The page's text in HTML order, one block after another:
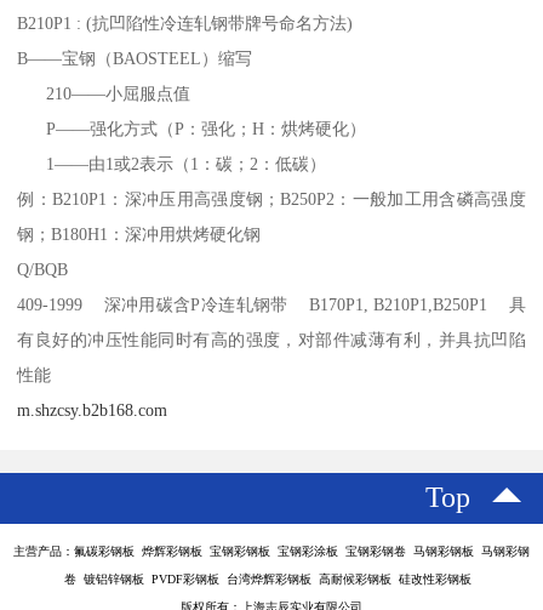
B210P1 : (抗凹陷性冷连轧钢带牌号命名方法)
B——宝钢（BAOSTEEL）缩写
210——小屈服点值
P——强化方式（P：强化；H：烘烤硬化）
1——由1或2表示（1：碳；2：低碳）
例：B210P1：深冲压用高强度钢；B250P2：一般加工用含磷高强度
钢；B180H1：深冲用烘烤硬化钢
Q/BQB
409-1999 深冲用碳含P冷连轧钢带 B170P1, B210P1,B250P1 具
有良好的冲压性能同时有高的强度，对部件减薄有利，并具抗凹陷
性能
m.shzcsy.b2b168.com
Top
主营产品：氟碳彩钢板 烨辉彩钢板 宝钢彩钢板 宝钢彩涂板 宝钢彩钢卷 马钢彩钢板 马钢彩钢
卷 镀铝锌钢板 PVDF彩钢板 台湾烨辉彩钢板 高耐候彩钢板 硅改性彩钢板